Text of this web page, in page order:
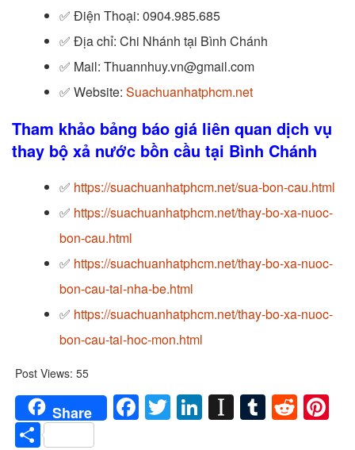
✅ Điện Thoại: 0904.985.685
✅ Địa chỉ: Chi Nhánh tại Bình Chánh
✅ Mail: Thuannhuy.vn@gmail.com
✅ Website: Suachuanhatphcm.net
Tham khảo bảng báo giá liên quan dịch vụ
thay bộ xả nước bồn cầu tại Bình Chánh
✅ https://suachuanhatphcm.net/sua-bon-cau.html
✅ https://suachuanhatphcm.net/thay-bo-xa-nuoc-
bon-cau.html
✅ https://suachuanhatphcm.net/thay-bo-xa-nuoc-
bon-cau-tai-nha-be.html
✅ https://suachuanhatphcm.net/thay-bo-xa-nuoc-
bon-cau-tai-hoc-mon.html
Post Views: 55
Share Facebook
Twitter
LinkedIn
Instapaper
Tumblr
Share